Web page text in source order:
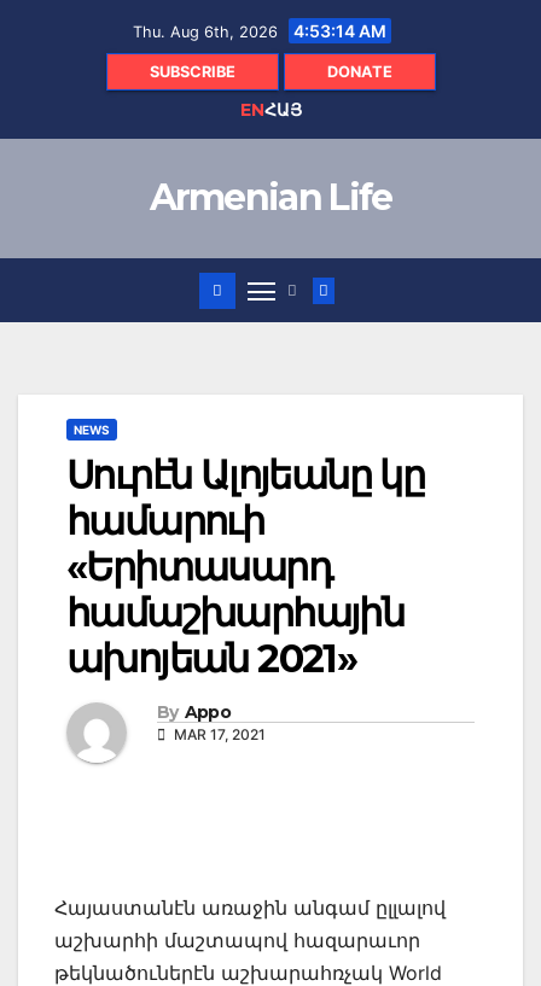
Thu. Aug 6th, 2026 4:53:14 AM
SUBSCRIBE DONATE
ENՀԱՅ
Armenian Life
NEWS
Սուրէն Ալոյեանը կը
համարուի
«Երիտասարդ
համաշխարհային
ախոյեան 2021»
By Appo
MAR 17, 2021
Հայաստանէն առաջին անգամ ըլլալով
աշխարհի մաշտապով հազարաւոր
թեկնածուներէն աշխարահռչակ World